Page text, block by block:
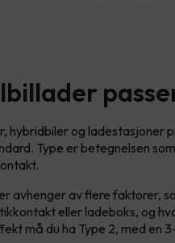
hybridbiler og ladestasjoner
Type er betegnelsen
avhenger av flere faktorer,
eller ladeboks, og
må du ha Type 2, med en